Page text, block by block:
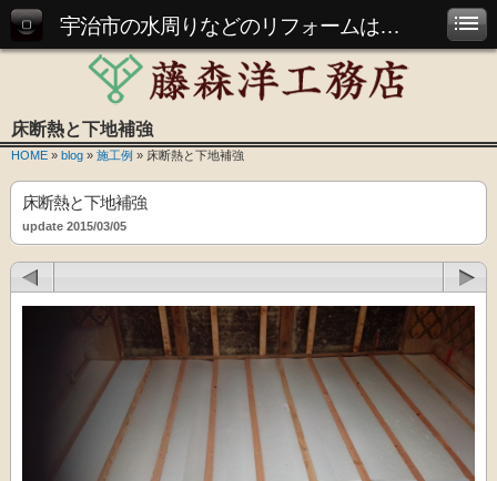
宇治市の水周りなどのリフォームは藤森洋工務店にお任せ下さい
床断熱と下地補強
HOME » blog » 施工例 » 床断熱と下地補強
床断熱と下地補強
update 2015/03/05